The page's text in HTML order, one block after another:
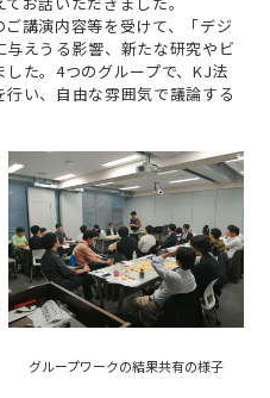
講演内容等を受けて、「デジ
えうる影響、新たな研究やビ
た。4つのグループで、KJ法
い、自由な雰囲気で議論する
グループワークの結果共有の様子